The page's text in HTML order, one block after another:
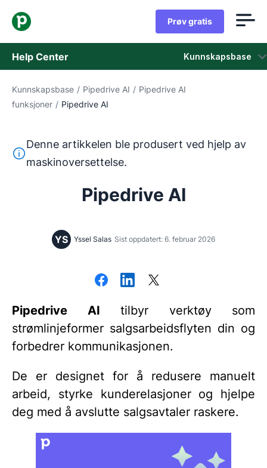
Prøv gratis
Help Center Kunnskapsbase
Kunnskapsbase
Kontakt kundestøtten
Kunnskapsbase / Pipedrive AI / Pipedrive AI
funksjoner / Pipedrive AI
Denne teksten ble oversatt fra engelsk ved hjelp av et
Denne artikkelen ble produsert ved hjelp av
maskinoversettelse.
Pipedrive AI
YS Yssel Salas Sist oppdatert: 6. februar 2026
Pipedrive AI tilbyr verktøy som
strømlinjeformer salgsarbeidsflyten din og
forbedrer kommunikasjonen.
De er designet for å redusere manuelt
arbeid, styrke kunderelasjoner og hjelpe
deg med å avslutte salgsavtaler raskere.